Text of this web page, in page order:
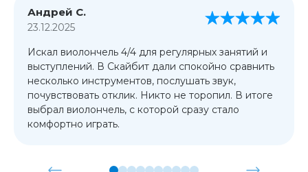
Андрей С.
23.12.2025
Искал виолончель 4/4 для регулярных занятий и
выступлений. В Скайбит дали спокойно сравнить
несколько инструментов, послушать звук,
почувствовать отклик. Никто не торопил. В итоге
выбрал виолончель, с которой сразу стало
комфортно играть.